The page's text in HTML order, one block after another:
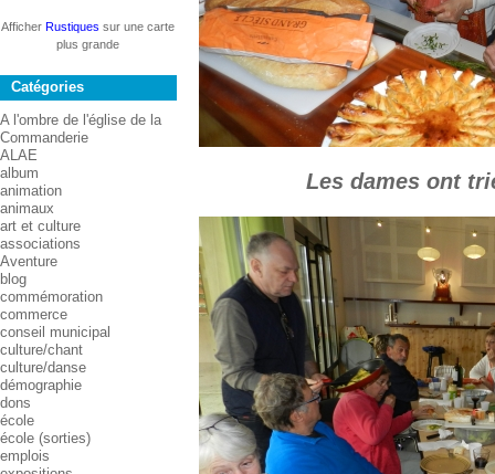
AfficherRustiques sur une carte
plus grande
Catégories
A l'ombre de l'église de la
Commanderie
ALAE
album
animation
animaux
art et culture
associations
Aventure
blog
commémoration
commerce
conseil municipal
culture/chant
culture/danse
démographie
dons
école
école (sorties)
emplois
Les dames ont